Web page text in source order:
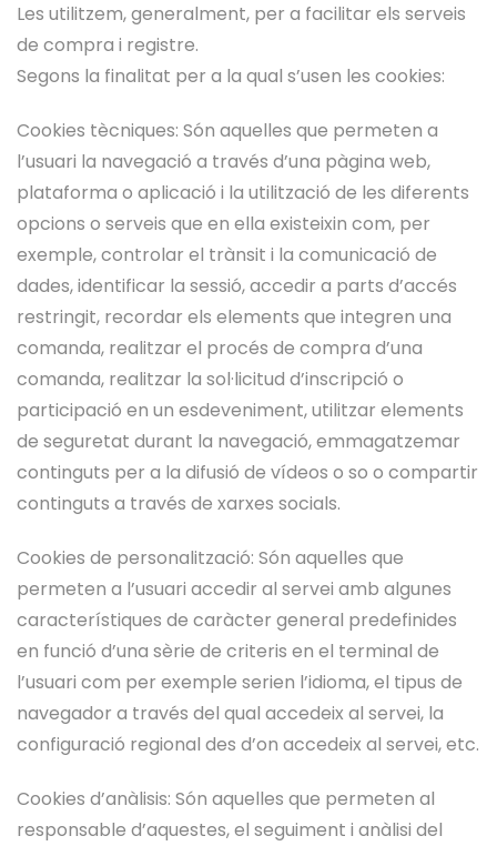
Les utilitzem, generalment, per a facilitar els serveis
de compra i registre.
Segons la finalitat per a la qual s’usen les cookies:
Cookies tècniques: Són aquelles que permeten a
l’usuari la navegació a través d’una pàgina web,
plataforma o aplicació i la utilització de les diferents
opcions o serveis que en ella existeixin com, per
exemple, controlar el trànsit i la comunicació de
dades, identificar la sessió, accedir a parts d’accés
restringit, recordar els elements que integren una
comanda, realitzar el procés de compra d’una
comanda, realitzar la sol·licitud d’inscripció o
participació en un esdeveniment, utilitzar elements
de seguretat durant la navegació, emmagatzemar
continguts per a la difusió de vídeos o so o compartir
continguts a través de xarxes socials.
Cookies de personalització: Són aquelles que
permeten a l’usuari accedir al servei amb algunes
característiques de caràcter general predefinides
en funció d’una sèrie de criteris en el terminal de
l’usuari com per exemple serien l’idioma, el tipus de
navegador a través del qual accedeix al servei, la
configuració regional des d’on accedeix al servei, etc.
Cookies d’anàlisis: Són aquelles que permeten al
responsable d’aquestes, el seguiment i anàlisi del